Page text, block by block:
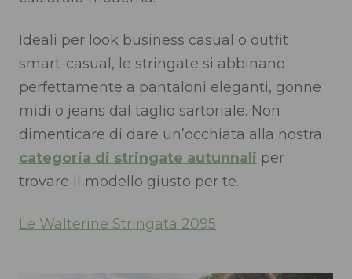
Ideali per look business casual o outfit
smart-casual, le stringate si abbinano
perfettamente a pantaloni eleganti, gonne
midi o jeans dal taglio sartoriale. Non
dimenticare di dare un’occhiata alla nostra
categoria di stringate autunnali per
trovare il modello giusto per te.
Le Walterine Stringata 2095